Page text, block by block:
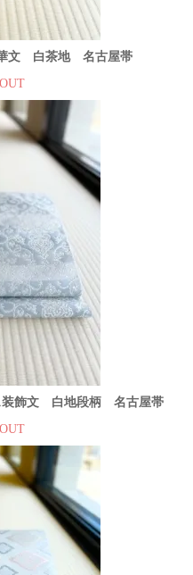
文 白茶地 名古屋帯
装飾文 白地段柄 名古屋帯